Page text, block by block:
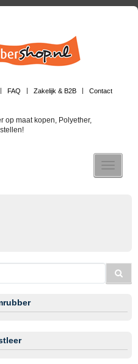
FAQ Zakelijk & B2B Contact
op maat kopen, Polyether,
Toggle